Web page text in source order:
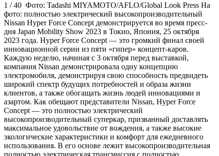
1 / 40 Фото: Tadashi MIYAMOTO/AFLO/Global Look Press На
фото: полностью электрический высокопроизводительный
Nissan Hyper Force Concept демонстрируется во время пресс-
дня Japan Mobility Show 2023 в Токио, Япония, 25 октября
2023 года. Hyper Force Concept — это громкий финал своей
инновационной серии из пяти «гипер» концепт-каров.
Каждую неделю, начиная с 3 октября перед выставкой,
компания Nissan демонстрировала одну концепцию
электромобиля, демонстрируя свою способность предвидеть
широкий спектр будущих потребностей и образа жизни
клиентов, а также обогащать жизнь людей инновациями и
азартом. Как обещают представители Nissan, Hyper Force
Concept — это полностью электрический
высокопроизводительный суперкар, призванный доставлять
максимальное удовольствие от вождения, а также высокие
экологические характеристики и комфорт для ежедневного
использования. В его основе лежит высокопроизводительная
полностью электрическая трансмиссия с полностью